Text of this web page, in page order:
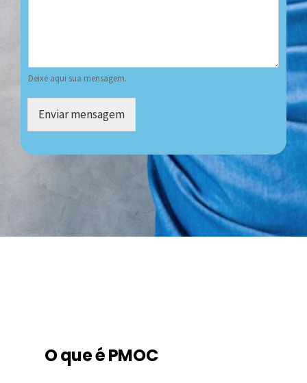
Deixe aqui sua mensagem.
Enviar mensagem
O que é PMOC